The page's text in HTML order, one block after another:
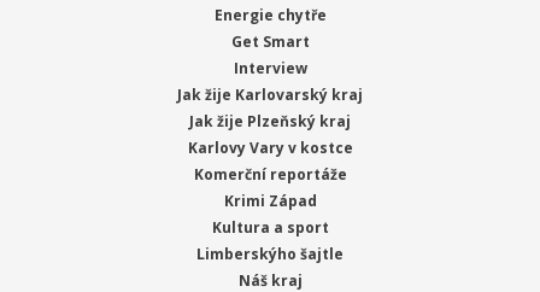
Energie chytře
Get Smart
Interview
Jak žije Karlovarský kraj
Jak žije Plzeňský kraj
Karlovy Vary v kostce
Komerční reportáže
Krimi Západ
Kultura a sport
Limberskýho šajtle
Náš kraj